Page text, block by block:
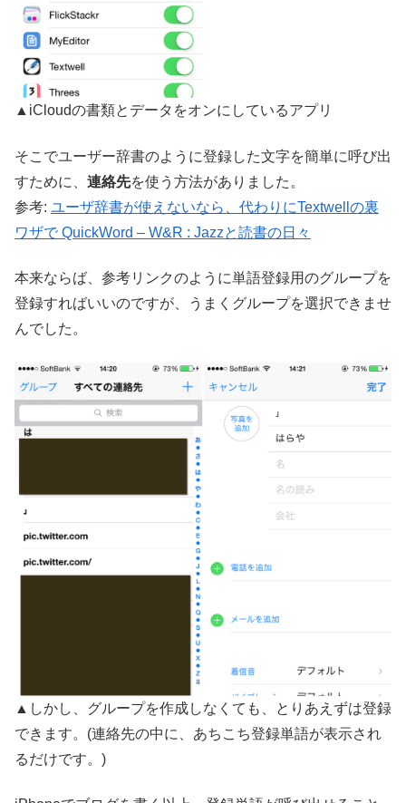
▲iCloudの書類とデータをオンにしているアプリ
そこでユーザー辞書のように登録した文字を簡単に呼び出
すために、 連絡先を使う方法がありました。
参考: ユーザ辞書が使えないなら、代わりにTextwellの裏
ワザで QuickWord – W&R : Jazzと読書の日々
本来ならば、参考リンクのように単語登録用のグループを
登録すればいいのですが、うまくグループを選択できませ
んでした。
▲しかし、グループを作成しなくても、とりあえずは登録
できます。(連絡先の中に、あちこち登録単語が表示され
るだけです。)